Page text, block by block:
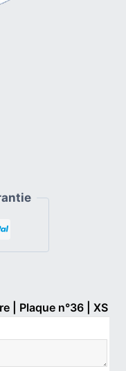
| Plaque n°36 | XS